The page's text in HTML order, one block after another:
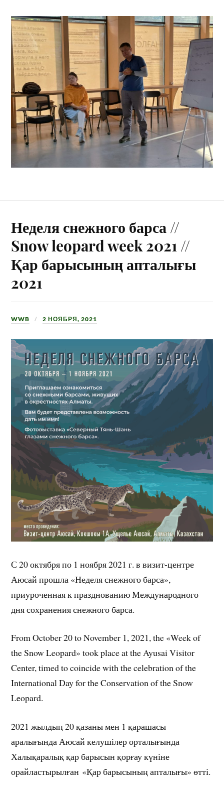
Неделя снежного барса //
Snow leopard week 2021 //
Қар барысының апталығы
2021
WWB 2 НОЯБРЯ, 2021
С 20 октября по 1 ноября 2021 г. в визит-центре
Аюсай прошла «Неделя снежного барса»,
приуроченная к празднованию Международного
дня сохранения снежного барса.
From October 20 to November 1, 2021, the «Week of
the Snow Leopard» took place at the Ayusai Visitor
Center, timed to coincide with the celebration of the
International Day for the Conservation of the Snow
Leopard.
2021 жылдың 20 қазаны мен 1 қарашасы
аралығында Аюсай келушілер орталығында
Халықаралық қар барысын қорғау күніне
орайластырылған «Қар барысының апталығы» өтті.